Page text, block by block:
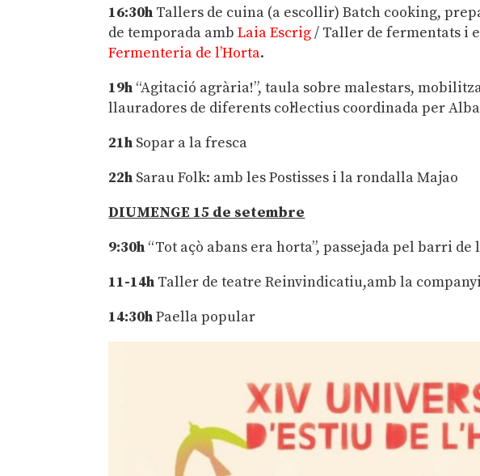
16:30h Tallers de cuina (a escollir) Batch cooking,
de temporada ambLaia Escrig/ Taller de fermentats i
Fermenteria de l’Horta.
19h “Agitació agrària!”, taula sobre malestars,
llauradores de diferents col·lectius coordinada per
21h Sopar a la fresca
22h Sarau Folk: amb les Postisses i la rondalla Majao
DIUMENGE 15 de setembre
9:30h “Tot açò abans era horta”, passejada pel barri
11-14h Taller de teatre Reinvindicatiu,amb la
14:30hPaella popular